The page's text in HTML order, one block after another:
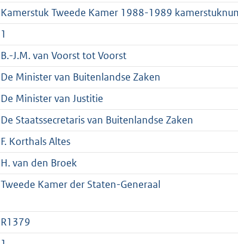
Kamerstuk Tweede Kamer 1988-1989
1
B.-J.M. van Voorst tot Voorst
De Minister van Buitenlandse Zaken
De Minister van Justitie
De Staatssecretaris van Buitenlandse Zaken
F. Korthals Altes
H. van den Broek
Tweede Kamer der Staten-Generaal
R1379